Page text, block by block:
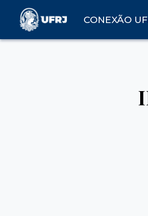
CONEXÃO